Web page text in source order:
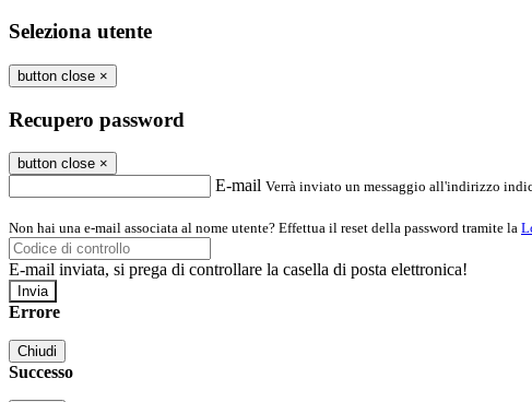
Seleziona utente
button close ×
Recupero password
button close ×
E-mail Verrà inviato un messaggio all'indirizzo
Non hai una e-mail associata al nome utente? Effettua il reset della password tramite la
E-mail inviata, si prega di controllare la casella di posta elettronica!
Errore
Chiudi
Successo